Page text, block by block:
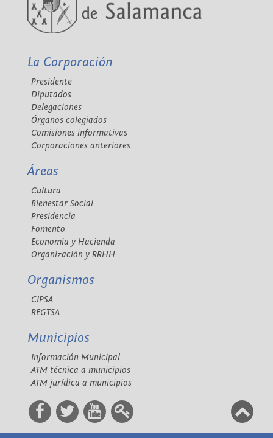
La Corporación
Presidente
Diputados
Delegaciones
Órganos colegiados
Comisiones informativas
Corporaciones anteriores
Áreas
Cultura
Bienestar Social
Presidencia
Fomento
Economía y Hacienda
Organización y RRHH
Organismos
CIPSA
REGTSA
Municipios
Información Municipal
ATM técnica a municipios
ATM jurídica a municipios